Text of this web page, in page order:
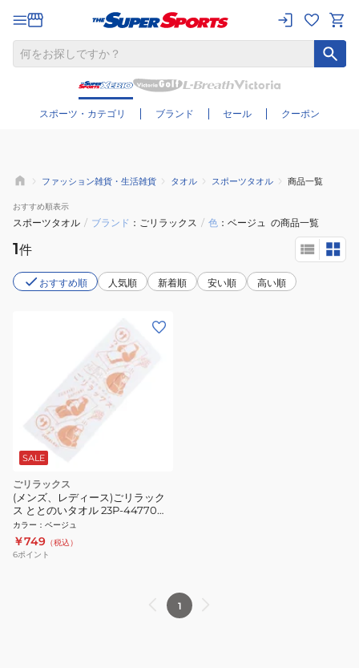
スポーツ・カテゴリ ブランド セール クーポン
さらに絞り込む
ファッション雑貨・生活雑貨 タオル スポーツタオル 商品一覧
おすすめ順表示
スポーツタオル / ブランド ごリラックス / 色 ベージュ の商品一覧
1件
おすすめ順 人気順 新着順 安い順 高い順
SALE
ごリラックス
(メンズ、レディース)ごリラック
ス ととのいタオル 23P-44770
BEG
カラー ： ベージュ
￥749 （税込）
6ポイント
1